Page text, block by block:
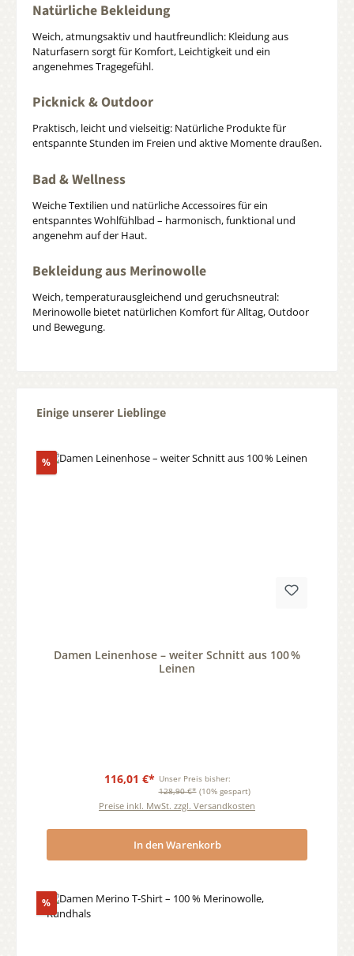
Natürliche Bekleidung
Weich, atmungsaktiv und hautfreundlich: Kleidung aus
Naturfasern sorgt für Komfort, Leichtigkeit und ein
angenehmes Tragegefühl.
Picknick & Outdoor
Praktisch, leicht und vielseitig: Natürliche Produkte für
entspannte Stunden im Freien und aktive Momente draußen.
Bad & Wellness
Weiche Textilien und natürliche Accessoires für ein
entspanntes Wohlfühlbad – harmonisch, funktional und
angenehm auf der Haut.
Bekleidung aus Merinowolle
Weich, temperaturausgleichend und geruchsneutral:
Merinowolle bietet natürlichen Komfort für Alltag, Outdoor
und Bewegung.
Produktgalerie überspringen
Einige unserer Lieblinge
%Rabatt
Damen Leinenhose – weiter Schnitt aus 100 %
Leinen
116,01 €* Unser Preis bisher:
128,90 €* (10% gespart)
Preise inkl. MwSt. zzgl. Versandkosten
In den Warenkorb
%Rabatt